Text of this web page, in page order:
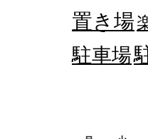
置き場
駐車場